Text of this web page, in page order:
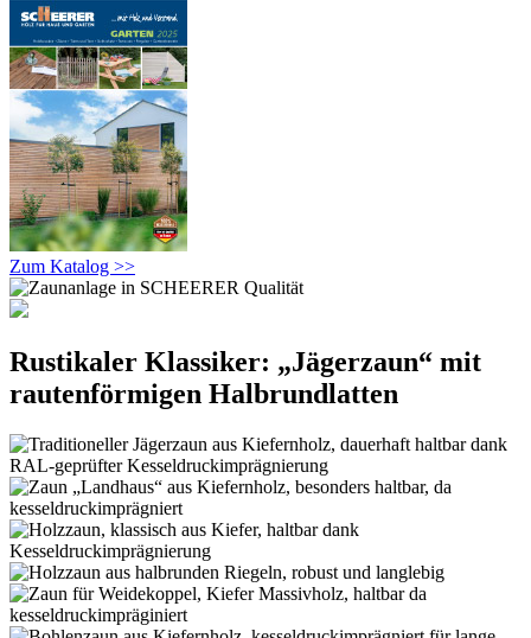
Zum Katalog >>
Rustikaler Klassiker: „Jägerzaun“ mit
rautenförmigen Halbrundlatten